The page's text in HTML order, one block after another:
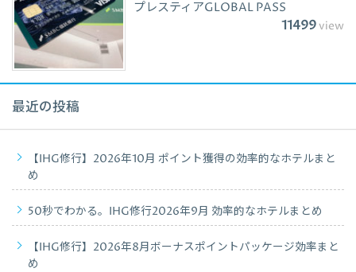
プレスティアGLOBAL PASS
11499view
最近の投稿
【IHG修行】2026年10月 ポイント獲得の効率的なホテルまと
め
50秒でわかる。IHG修行2026年9月 効率的なホテルまとめ
【IHG修行】2026年8月ボーナスポイントパッケージ効率まと
め